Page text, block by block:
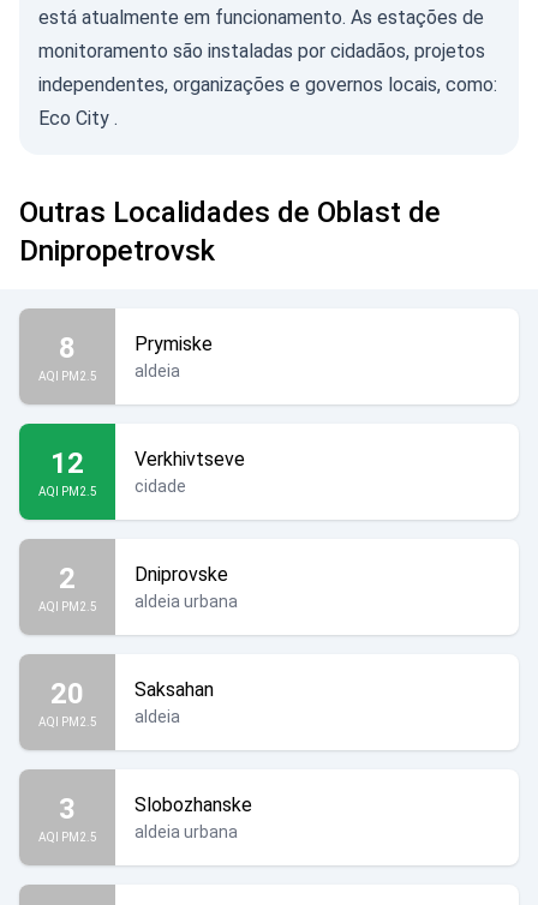
está atualmente em funcionamento. As estações de
monitoramento são instaladas por cidadãos, projetos
independentes, organizações e governos locais, como:
Eco City .
Outras Localidades de Oblast de
Dnipropetrovsk
8
AQI PM2.5
Prymiske
aldeia
12
AQI PM2.5
Verkhivtseve
cidade
2
AQI PM2.5
Dniprovske
aldeia urbana
20
AQI PM2.5
Saksahan
aldeia
3
AQI PM2.5
Slobozhanske
aldeia urbana